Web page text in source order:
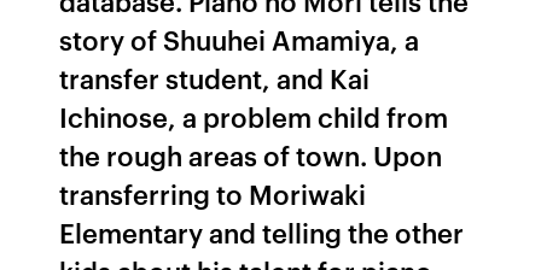
story of Shuuhei Amamiya, a
transfer student, and Kai
Ichinose, a problem child from
the rough areas of town. Upon
transferring to Moriwaki
Elementary and telling the other